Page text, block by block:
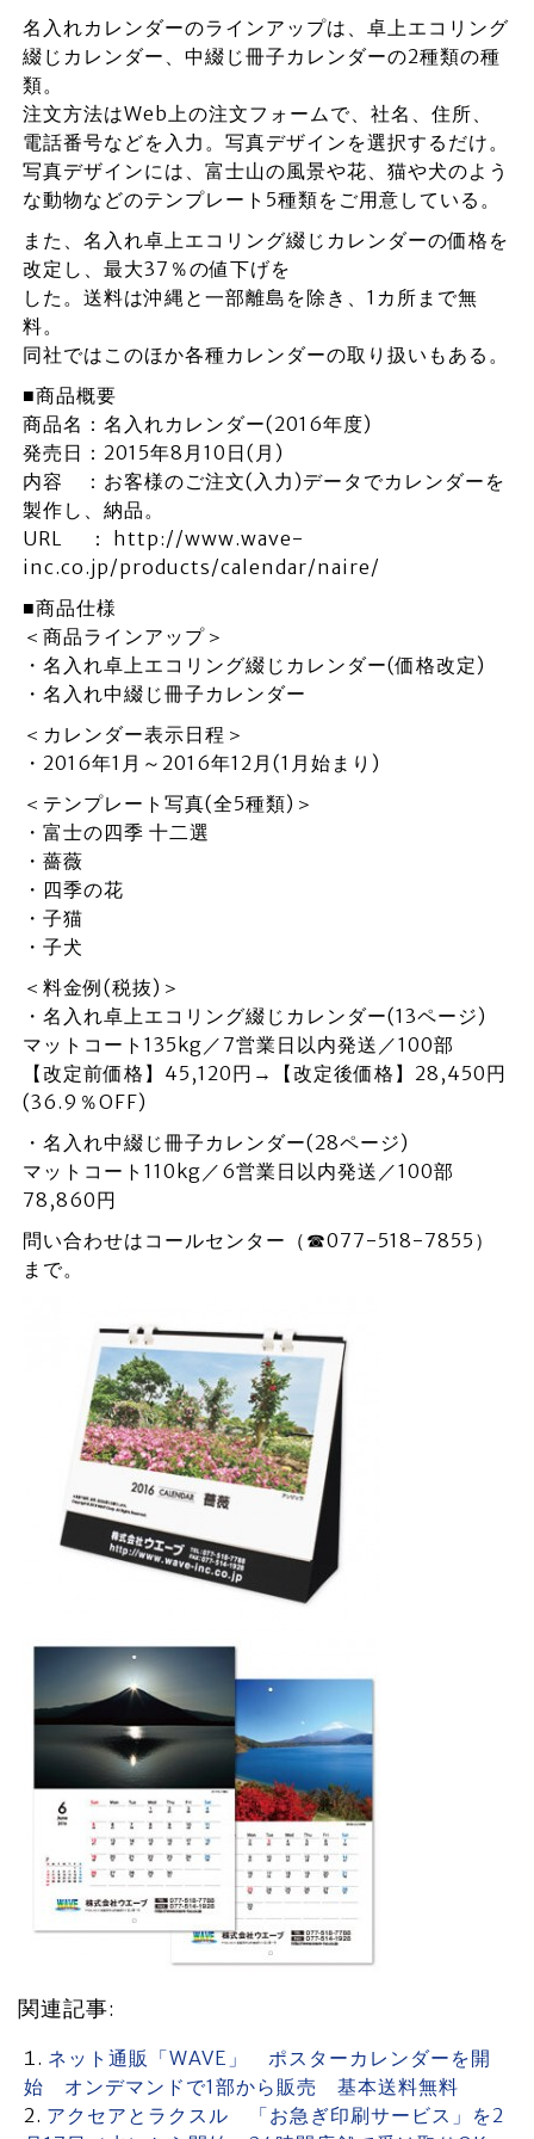
名入れカレンダーのラインアップは、卓上エコリング
綴じカレンダー、中綴じ冊子カレンダーの2種類の種
類。
注文方法はWeb上の注文フォームで、社名、住所、
電話番号などを入力。写真デザインを選択するだけ。
写真デザインには、富士山の風景や花、猫や犬のよう
な動物などのテンプレート5種類をご用意している。
また、名入れ卓上エコリング綴じカレンダーの価格を
改定し、最大37％の値下げを
した。送料は沖縄と一部離島を除き、1カ所まで無
料。
同社ではこのほか各種カレンダーの取り扱いもある。
■商品概要
商品名：名入れカレンダー(2016年度)
発売日：2015年8月10日(月)
内容 ：お客様のご注文(入力)データでカレンダーを
製作し、納品。
URL ： http://www.wave-
inc.co.jp/products/calendar/naire/
■商品仕様
＜商品ラインアップ＞
・名入れ卓上エコリング綴じカレンダー(価格改定)
・名入れ中綴じ冊子カレンダー
＜カレンダー表示日程＞
・2016年1月～2016年12月(1月始まり)
＜テンプレート写真(全5種類)＞
・富士の四季 十二選
・薔薇
・四季の花
・子猫
・子犬
＜料金例(税抜)＞
・名入れ卓上エコリング綴じカレンダー(13ページ)
マットコート135kg／7営業日以内発送／100部
【改定前価格】45,120円→【改定後価格】28,450円
(36.9％OFF)
・名入れ中綴じ冊子カレンダー(28ページ)
マットコート110kg／6営業日以内発送／100部
78,860円
問い合わせはコールセンター（☎077-518-7855）
まで。
関連記事:
ネット通販「WAVE」 ポスターカレンダーを開
始 オンデマンドで1部から販売 基本送料無料
アクセアとラクスル 「お急ぎ印刷サービス」を2